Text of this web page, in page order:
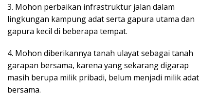
3. Mohon perbaikan infrastruktur jalan dalam
lingkungan kampung adat serta gapura utama dan
gapura kecil di beberapa tempat.
4. Mohon diberikannya tanah ulayat sebagai tanah
garapan bersama, karena yang sekarang digarap
masih berupa milik pribadi, belum menjadi milik adat
bersama.